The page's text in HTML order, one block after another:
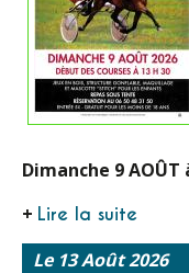
Dimanche 9 AOÛT
+ Lire la suite
Le 13 Août 2026